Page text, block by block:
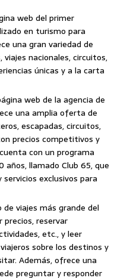
web del primer
en turismo para
una gran variedad de
nacionales, circuitos,
únicas y a la carta
web de la agencia de
una amplia oferta de
escapadas, circuitos,
precios competitivos y
con un programa
llamado Club 65, que
exclusivos para
de viajes más grande del
reservar
etc., y leer
sobre los destinos y
Además, ofrece una
preguntar y responder